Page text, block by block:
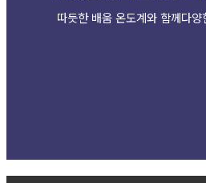
따듯한 배움 온도계와 함께다